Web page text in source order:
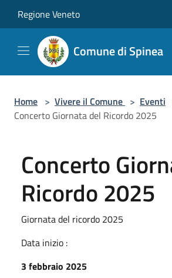
Regione Veneto
Comune di Spinea
Home > Vivere il Comune > Eventi
Concerto Giornata del Ricordo 2025
Concerto
Ricordo 2025
Giornata del ricordo 2025
Data inizio :
3 febbraio 2025